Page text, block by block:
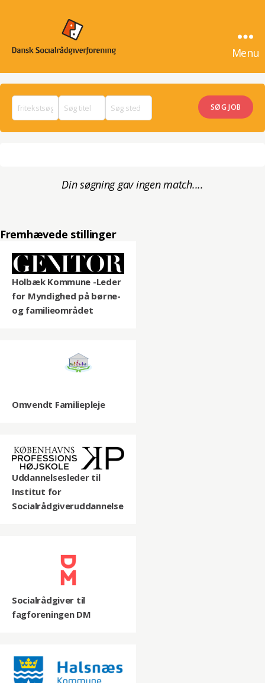
Menu
Din søgning gav ingen match....
Fremhævede stillinger
Holbæk Kommune -Leder
for Myndighed på børne-
og familieområdet
Omvendt Familiepleje
Uddannelsesleder til
Institut for
Socialrådgiveruddannelse
Socialrådgiver til
fagforeningen DM